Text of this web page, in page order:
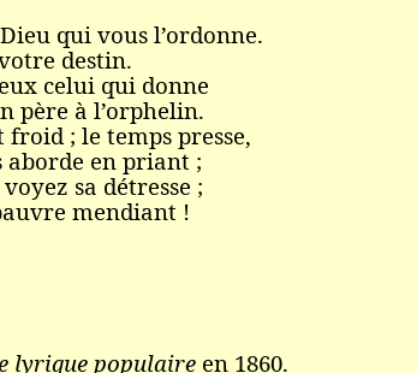
qui vous l’ordonne.
destin.
celui qui donne
père à l’orphelin.
; le temps presse,
en priant ;
sa détresse ;
mendiant !
lyrique populaireen 1860.